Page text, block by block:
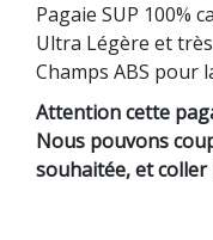
Pagaie SUP 100%
Ultra Légère et
Champs ABS pour
Attention cette
Nous pouvons
souhaitée, et coller